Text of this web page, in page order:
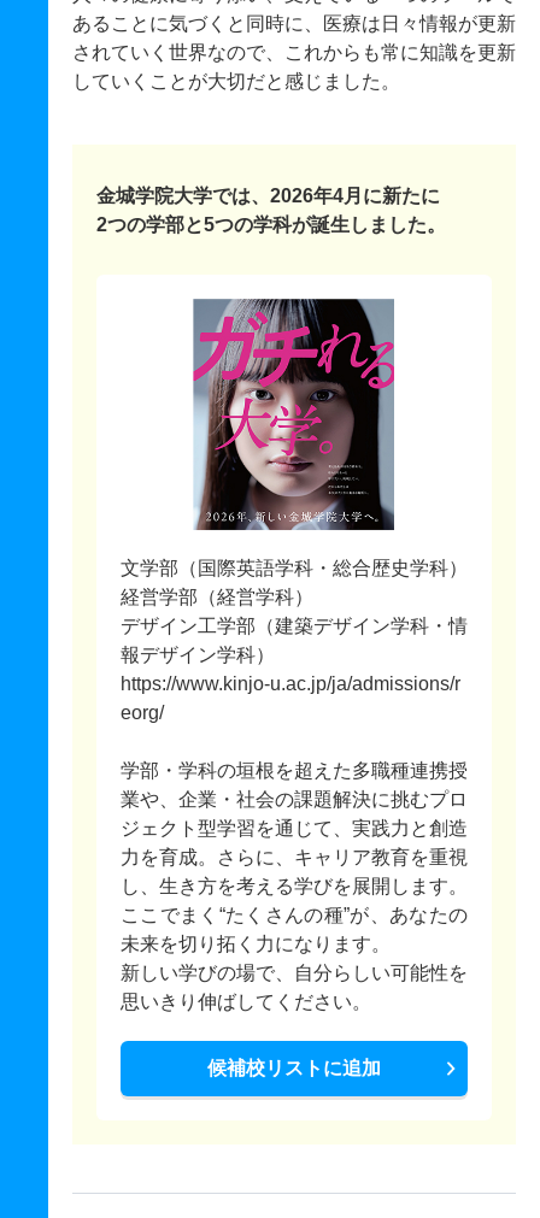
あることに気づくと同時に、医療は日々情報が更新
されていく世界なので、これからも常に知識を更新
していくことが大切だと感じました。
金城学院大学では、2026年4月に新たに
2つの学部と5つの学科が誕生しました。
文学部（国際英語学科・総合歴史学科）
経営学部（経営学科）
デザイン工学部（建築デザイン学科・情
報デザイン学科）
https://www.kinjo-u.ac.jp/ja/admissions/r
eorg/
学部・学科の垣根を超えた多職種連携授
業や、企業・社会の課題解決に挑むプロ
ジェクト型学習を通じて、実践力と創造
力を育成。さらに、キャリア教育を重視
し、生き方を考える学びを展開します。
ここでまく“たくさんの種”が、あなたの
未来を切り拓く力になります。
新しい学びの場で、自分らしい可能性を
思いきり伸ばしてください。
候補校リストに追加